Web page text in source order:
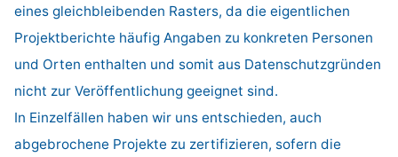
eines gleichbleibenden Rasters, da die eigentlichen
Projektberichte häufig Angaben zu konkreten Personen
und Orten enthalten und somit aus Datenschutzgründen
nicht zur Veröffentlichung geeignet sind.
In Einzelfällen haben wir uns entschieden, auch
abgebrochene Projekte zu zertifizieren, sofern die